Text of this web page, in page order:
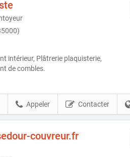
intérieur, Plâtrerie plaquisterie,
de combles.
Contacter
Appeler
couvreur.fr